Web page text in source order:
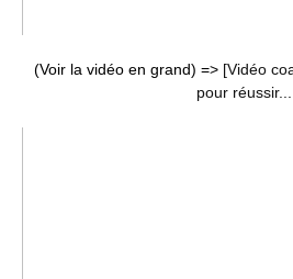
(Voir la vidéo en grand) => [Vidéo
pour réussir...